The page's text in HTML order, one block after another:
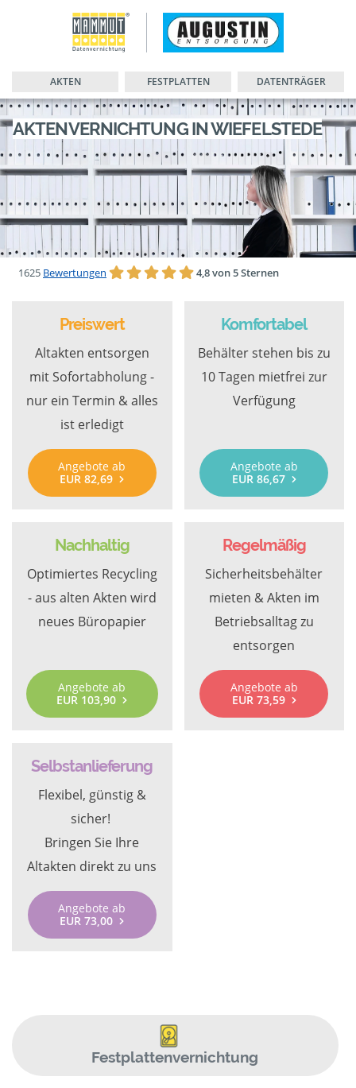
AKTEN FESTPLATTEN DATENTRÄGER
AKTENVERNICHTUNG IN WIEFELSTEDE
1625 Bewertungen 4,8 von 5 Sternen
Preiswert
Altakten entsorgen
mit Sofortabholung -
nur ein Termin & alles
ist erledigt
Angebote ab
EUR 82,69
Komfortabel
Behälter stehen bis zu
10 Tagen mietfrei zur
Verfügung
Angebote ab
EUR 86,67
Nachhaltig
Optimiertes Recycling
- aus alten Akten wird
neues Büropapier
Angebote ab
EUR 103,90
Regelmäßig
Sicherheitsbehälter
mieten & Akten im
Betriebsalltag zu
entsorgen
Angebote ab
EUR 73,59
Selbstanlieferung
Flexibel, günstig &
sicher!
Bringen Sie Ihre
Altakten direkt zu uns
Angebote ab
EUR 73,00
Festplattenvernichtung